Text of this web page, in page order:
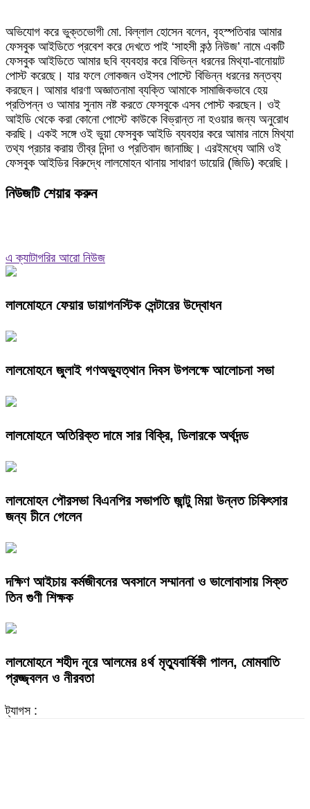
অভিযোগ করে ভুক্তভোগী মো. বিল্লাল হোসেন বলেন, বৃহস্পতিবার আমার
ফেসবুক আইডিতে প্রবেশ করে দেখতে পাই ‘সাহসী কন্ঠ নিউজ’ নামে একটি
ফেসবুক আইডিতে আমার ছবি ব্যবহার করে বিভিন্ন ধরনের মিথ্যা-বানোয়াট
পোস্ট করেছে। যার ফলে লোকজন ওইসব পোস্টে বিভিন্ন ধরনের মন্তব্য
করছেন। আমার ধারণা অজ্ঞাতনামা ব্যক্তি আমাকে সামাজিকভাবে হেয়
প্রতিপন্ন ও আমার সুনাম নষ্ট করতে ফেসবুকে এসব পোস্ট করছেন। ওই
আইডি থেকে করা কোনো পোস্টে কাউকে বিভ্রান্ত না হওয়ার জন্য অনুরোধ
করছি। একই সঙ্গে ওই ভুয়া ফেসবুক আইডি ব্যবহার করে আমার নামে মিথ্যা
তথ্য প্রচার করায় তীব্র নিন্দা ও প্রতিবাদ জানাচ্ছি। এরইমধ্যে আমি ওই
ফেসবুক আইডির বিরুদ্ধে লালমোহন থানায় সাধারণ ডায়েরি (জিডি) করেছি।
নিউজটি শেয়ার করুন
এ ক্যাটাগরির আরো নিউজ
লালমোহনে ফেয়ার ডায়াগনস্টিক সেন্টারের উদ্বোধন
লালমোহনে জুলাই গণঅভ্যুত্থান দিবস উপলক্ষে আলোচনা সভা
লালমোহনে অতিরিক্ত দামে সার বিক্রি, ডিলারকে অর্থদন্ড
লালমোহন পৌরসভা বিএনপির সভাপতি জান্টু মিয়া উন্নত চিকিৎসার
জন্য চীনে গেলেন
দক্ষিণ আইচায় কর্মজীবনের অবসানে সম্মাননা ও ভালোবাসায় সিক্ত
তিন গুণী শিক্ষক
লালমোহনে শহীদ নূরে আলমের ৪র্থ মৃত্যুবার্ষিকী পালন, মোমবাতি
প্রজ্জ্বলন ও নীরবতা
ট্যাগস :